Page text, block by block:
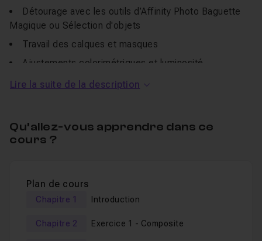
Détourage avec les outils d’Affinity Photo Baguette
Magique ou Sélection d'objets
Travail des calques et masques
Ajustements colorimétriques et luminosité
Pinceau de clonage (Tampon) et Correcteurs
À qui s’adresse cette formation ?
, dans un environnement professionnel accessible,
sans abonnement. Cette formation ne couvre pas les
Lire la suite de la description
Qu’allez-vous apprendre dans ce
cours ?
Plan de cours
Chapitre 1 Introduction
Chapitre 2 Exercice 1 - Composite